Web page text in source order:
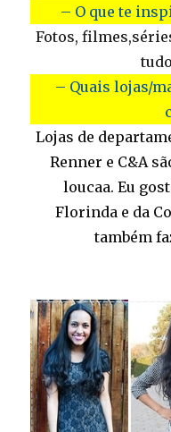
– O que te
Fotos,
– Quais lojas/
Lojas de
Renner e C&A
loucaa. Eu
Florinda e da
também